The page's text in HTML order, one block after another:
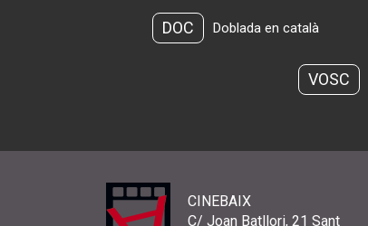
DOC Doblada en català
VOSC
CINEBAIX
C/ Joan Batllori, 21 Sant